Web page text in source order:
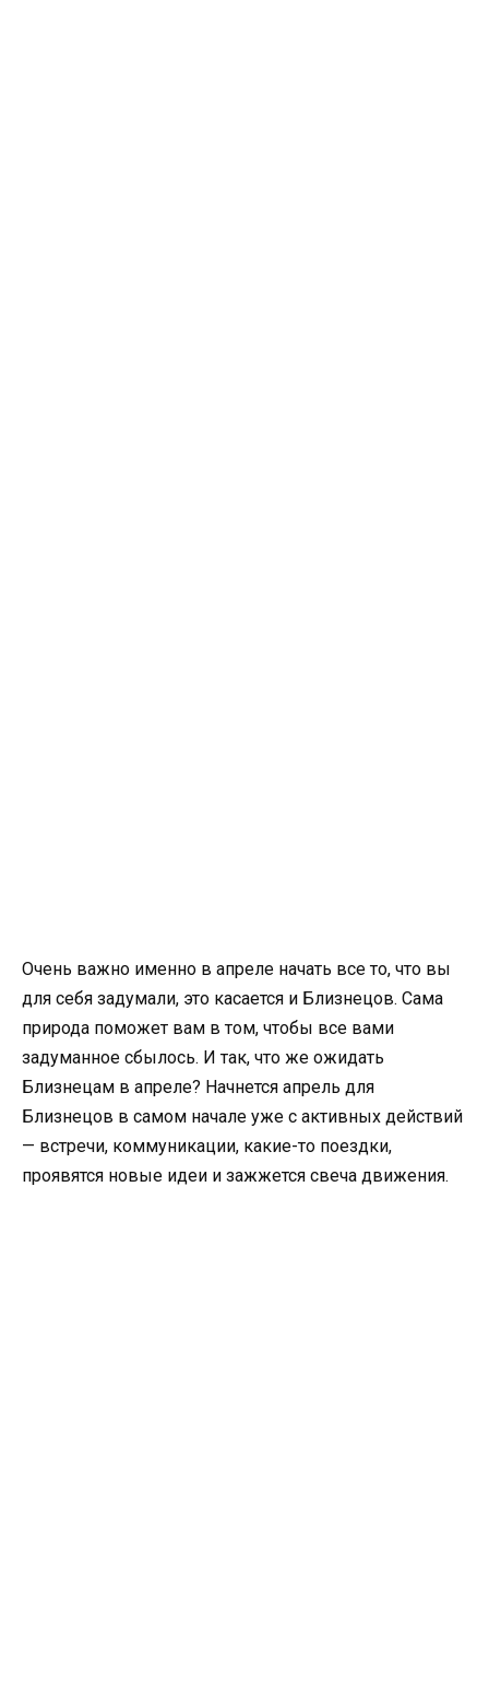
Очень важно именно в апреле начать все то, что вы
для себя задумали, это касается и Близнецов. Сама
природа поможет вам в том, чтобы все вами
задуманное сбылось. И так, что же ожидать
Близнецам в апреле? Начнется апрель для
Близнецов в самом начале уже с активных действий
— встречи, коммуникации, какие-то поездки,
проявятся новые идеи и зажжется свеча движения.